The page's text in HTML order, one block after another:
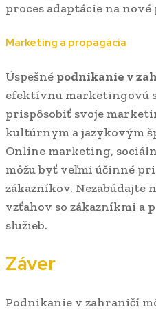
proces adaptácie na
Marketing a propagácia
Úspešné podnikanie v
efektívnu marketingovú
prispôsobiť svoje
kultúrnym a jazykovým
Online marketing,
môžu byť veľmi účinné
zákazníkov. Nezabúdajte
vzťahov so zákazníkmi
služieb.
Záver
Podnikanie v zahraničí